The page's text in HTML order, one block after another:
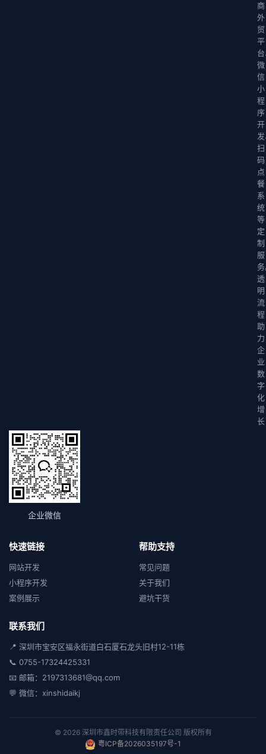
商
外
贸
平
微
信
小
程
序
开
扫
码
点
餐
系
统
等
定
制
服
透
明
流
助
力
企
业
数
字
化
增
长
企业微信
快速链接
网站开发
小程序开发
案例展示
帮助支持
常见问题
关于我们
避坑干货
联系我们
📍 深圳市宝安区福永街道白石厦石龙头旧村12-11栋
📞 0755-17324425331
📧 邮箱：2197313681@qq.com
💬 微信：xinshidaikj
© 2026 深圳市鑫时带科技有限责任公司 版权所有
粤ICP备2026035197号-1